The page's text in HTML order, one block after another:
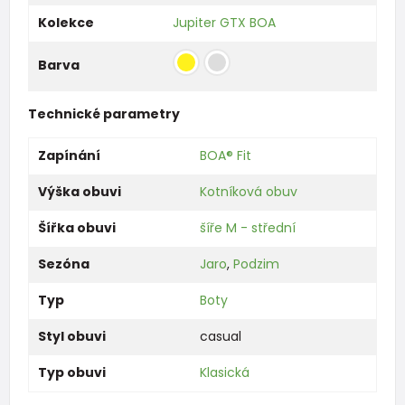
Kolekce Jupiter GTX BOA
Barva
Technické parametry
Zapínání
BOA® Fit
Výška obuvi
Kotníková obuv
Šířka obuvi
šíře M - střední
Sezóna
Jaro, Podzim
Typ
Boty
Styl obuvi
casual
Typ obuvi
Klasická